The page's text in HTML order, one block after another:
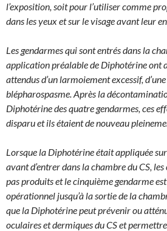
l’exposition, soit pour l’utiliser comme
dans les yeux et sur le visage avant leur
Les gendarmes qui sont entrés dans la
application préalable de Diphotérine ont
attendus d’un larmoiement excessif,
blépharospasme. Après la
Diphotérine des quatre gendarmes, ces
disparu et ils étaient de nouveau
Lorsque la Diphotérine était appliquée
avant d’entrer dans la chambre du CS,
pas produits et le cinquième gendarme
opérationnel jusqu’à la sortie de la
que la Diphotérine peut prévenir ou
oculaires et dermiques du CS et